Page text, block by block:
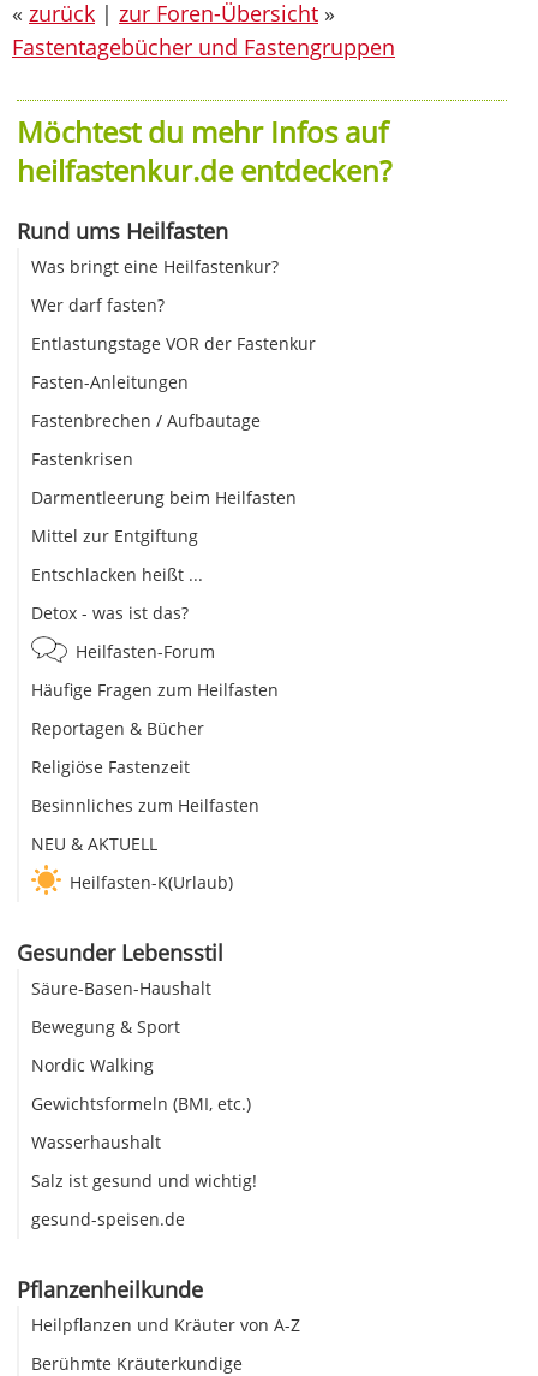
« zurück | zur Foren-Übersicht »
Fastentagebücher und Fastengruppen
Möchtest du mehr Infos auf
heilfastenkur.de entdecken?
Rund ums Heilfasten
Was bringt eine Heilfastenkur?
Wer darf fasten?
Entlastungstage VOR der Fastenkur
Fasten-Anleitungen
Fastenbrechen / Aufbautage
Fastenkrisen
Darmentleerung beim Heilfasten
Mittel zur Entgiftung
Entschlacken heißt ...
Detox - was ist das?
Heilfasten-Forum
Häufige Fragen zum Heilfasten
Reportagen & Bücher
Religiöse Fastenzeit
Besinnliches zum Heilfasten
NEU & AKTUELL
Heilfasten-K(Urlaub)
Gesunder Lebensstil
Säure-Basen-Haushalt
Bewegung & Sport
Nordic Walking
Gewichtsformeln (BMI, etc.)
Wasserhaushalt
Salz ist gesund und wichtig!
gesund-speisen.de
Pflanzenheilkunde
Heilpflanzen und Kräuter von A-Z
Berühmte Kräuterkundige